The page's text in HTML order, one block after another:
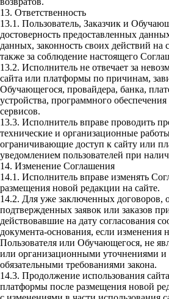
13. Ответственность
13.1. Пользователь, Заказчик и
достоверность предоставленных
данных, законность своих действий на
также за соблюдение настоящего
13.2. Исполнитель не отвечает за
сайта или платформы по причинам,
Обучающегося, провайдера, банка,
устройства, программного
сервисов.
13.3. Исполнитель вправе проводить
технические и организационные
ограничивающие доступ к сайту или
уведомлением пользователей при
14. Изменение Соглашения
14.1. Исполнитель вправе изменять
размещения новой редакции на сайте.
14.2. Для уже заключенных договоров,
подтвержденных заявок или заказов
действовавшие на дату согласования
документа-основания, если
Пользователя или Обучающегося, не
или организационными уточнениями
обязательными требованиями закона.
14.3. Продолжение использования
платформы после размещения новой